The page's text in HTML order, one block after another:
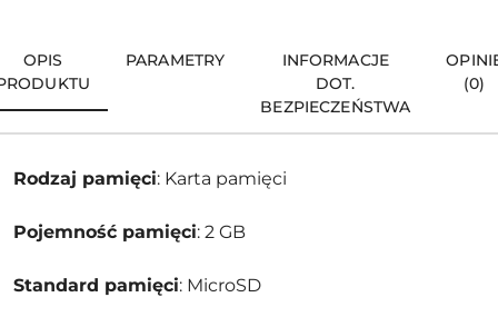
OPIS
PARAMETRY
INFORMACJE
DOT.
BEZPIECZEŃSTWA
(0)
Rodzaj pamięci: Karta pamięci
Pojemność pamięci: 2 GB
Standard pamięci: MicroSD